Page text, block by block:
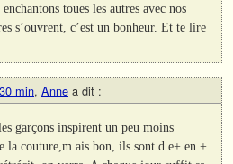
toues les autres avec nos
s’ouvrent, c’est un bonheur. Et te lire
min, Anne a dit :
garçons inspirent un peu moins
la couture,m ais bon, ils sont d e+ en +